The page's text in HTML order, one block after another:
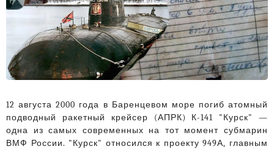
12 августа 2000 года в Баренцевом море погиб атомный
подводный ракетный крейсер (АПРК) К-141 "Курск" —
одна из самых современных на тот момент субмарин
ВМФ России. "Курск" относился к проекту 949А, главным